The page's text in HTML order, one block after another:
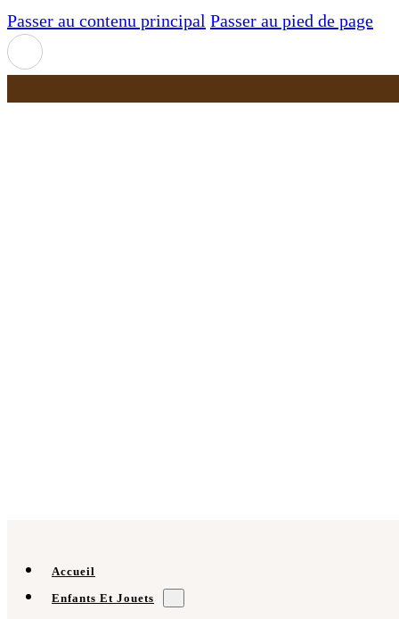
Passer au contenu principal Passer au pied de page
Accueil
Enfants Et Jouets